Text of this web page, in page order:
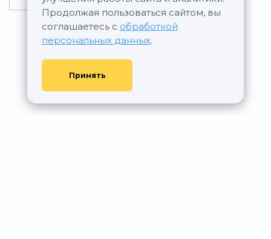
Продолжая пользоваться сайтом, вы
соглашаетесь с обработкой
персональных данных.
Принять
Корпоративный Банк
(НАЦКОРПБАНК)